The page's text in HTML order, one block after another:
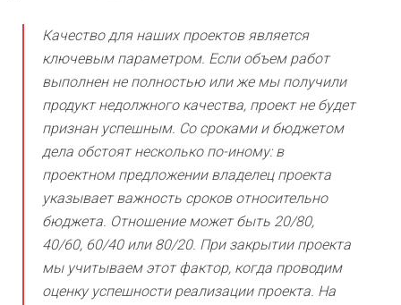
Качество для наших проектов является
ключевым параметром. Если объем работ
выполнен не полностью или же мы получили
продукт недолжного качества, проект не будет
признан успешным. Со сроками и бюджетом
дела обстоят несколько по-иному: в
проектном предложении владелец проекта
указывает важность сроков относительно
бюджета. Отношение может быть 20/80,
40/60, 60/40 или 80/20. При закрытии проекта
мы учитываем этот фактор, когда проводим
оценку успешности реализации проекта. На